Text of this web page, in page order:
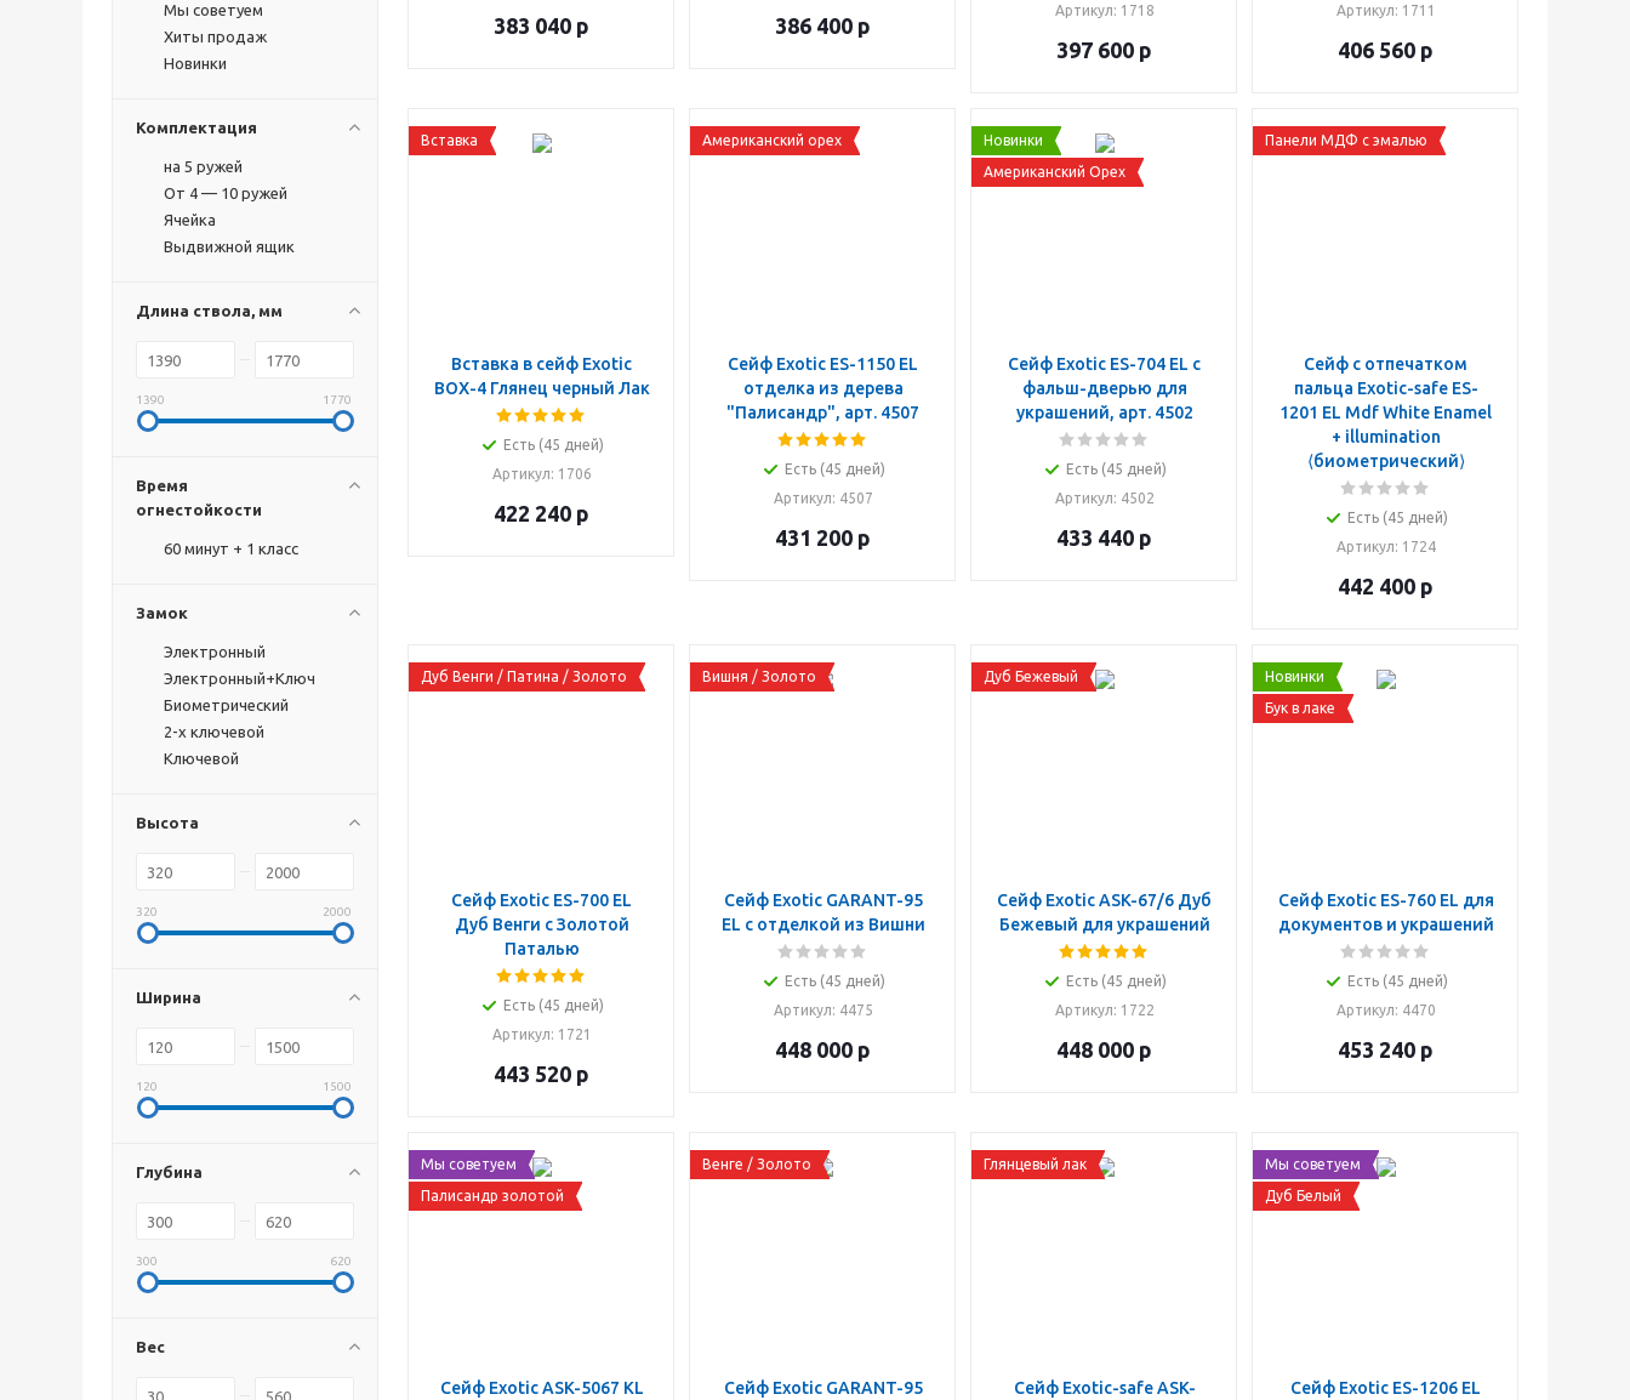
Мы советуем
Хиты продаж
Новинки
Комплектация
на 5 ружей
От 4 — 10 ружей
Ячейка
Выдвижной ящик
Длина ствола, мм
1390 1770
Время
огнестойкости
60 минут + 1 класс
Замок
Электронный
Электронный+Ключ
Биометрический
2-х ключевой
Ключевой
Высота
320 2000
Ширина
120 1500
Глубина
300 620
Вес
383 040 р 386 400 р
Артикул: 1718
397 600 р
Артикул: 1711
406 560 р
Вставка
Вставка в сейф Exotic
BOX-4 Глянец черный Лак
Есть (45 дней)
Артикул: 1706
422 240 р
Американский орех
Сейф Exotic ES-1150 EL
отделка из дерева
"Палисандр", арт. 4507
Есть (45 дней)
Артикул: 4507
431 200 р
Новинки
Американский Орех
Сейф Exotic ES-704 EL с
фальш-дверью для
украшений, арт. 4502
Есть (45 дней)
Артикул: 4502
433 440 р
Панели МДФ с эмалью
Сейф с отпечатком
пальца Exotic-safe ES-
1201 EL Mdf White Enamel
+ illumination
⟨биометрический⟩
Есть (45 дней)
Артикул: 1724
442 400 р
Дуб Венги / Патина / Золото
Сейф Exotic ES-700 EL
Дуб Венги с Золотой
Паталью
Есть (45 дней)
Артикул: 1721
443 520 р
Вишня / Золото
Сейф Exotic GARANT-95
EL с отделкой из Вишни
Есть (45 дней)
Артикул: 4475
448 000 р
Дуб Бежевый
Сейф Exotic ASK-67/6 Дуб
Бежевый для украшений
Есть (45 дней)
Артикул: 1722
448 000 р
Новинки
Бук в лаке
Сейф Exotic ES-760 EL для
документов и украшений
Есть (45 дней)
Артикул: 4470
453 240 р
Мы советуем
Палисандр золотой
Сейф Exotic ASK-5067 KL
Венге / Золото
Сейф Exotic GARANT-95
Глянцевый лак
Сейф Exotic-safe ASK-
Мы советуем
Дуб Белый
Сейф Exotic ES-1206 EL